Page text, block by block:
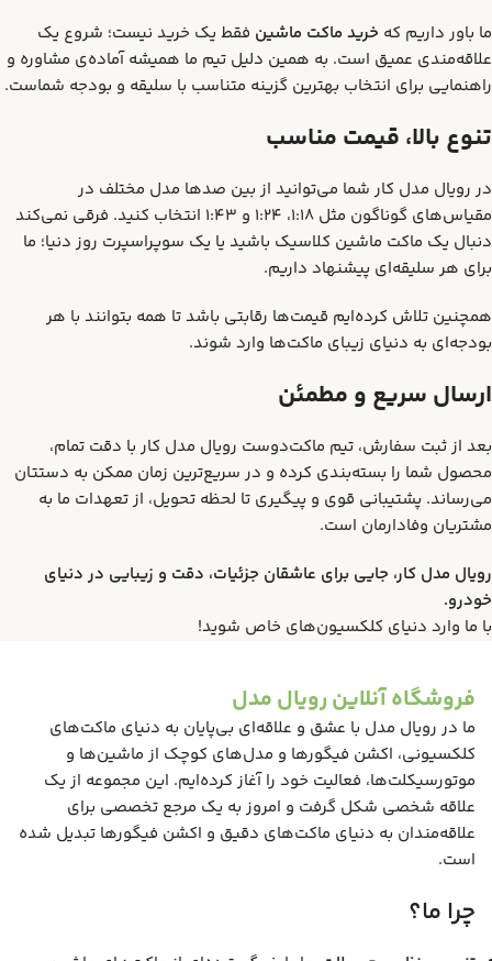
ما باور داریم که خرید ماکت ماشین فقط یک خرید نیست؛ شروع یک
علاقه‌مندی عمیق است. به همین دلیل تیم ما همیشه آماده‌ی مشاوره و
راهنمایی برای انتخاب بهترین گزینه متناسب با سلیقه و بودجه شماست.
تنوع بالا، قیمت مناسب
در رویال مدل کار شما می‌توانید از بین صدها مدل مختلف در
مقیاس‌های گوناگون مثل 1:18، 1:24 و 1:43 انتخاب کنید. فرقی نمی‌کند
دنبال یک ماکت ماشین کلاسیک باشید یا یک سوپراسپرت روز دنیا؛ ما
برای هر سلیقه‌ای پیشنهاد داریم.
همچنین تلاش کرده‌ایم قیمت‌ها رقابتی باشد تا همه بتوانند با هر
بودجه‌ای به دنیای زیبای ماکت‌ها وارد شوند.
ارسال سریع و مطمئن
بعد از ثبت سفارش، تیم ماکت‌دوست رویال مدل کار با دقت تمام،
محصول شما را بسته‌بندی کرده و در سریع‌ترین زمان ممکن به دستتان
می‌رساند. پشتیبانی قوی و پیگیری تا لحظه تحویل، از تعهدات ما به
مشتریان وفادارمان است.
رویال مدل کار، جایی برای عاشقان جزئیات، دقت و زیبایی در دنیای
خودرو.
با ما وارد دنیای کلکسیون‌های خاص شوید!
فروشگاه آنلاین رویال مدل
ما در رویال مدل با عشق و علاقه‌ای بی‌پایان به دنیای ماکت‌های
کلکسیونی، اکشن فیگورها و مدل‌های کوچک از ماشین‌ها و
موتورسیکلت‌ها، فعالیت خود را آغاز کرده‌ایم. این مجموعه از یک
علاقه شخصی شکل گرفت و امروز به یک مرجع تخصصی برای
علاقه‌مندان به دنیای ماکت‌های دقیق و اکشن فیگورها تبدیل شده
است.
چرا ما؟